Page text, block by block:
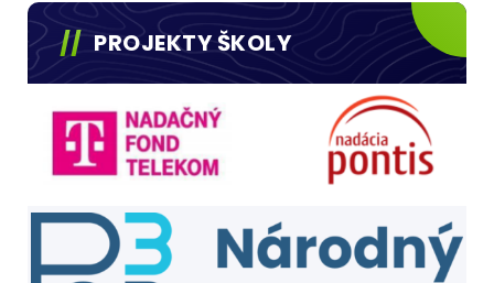
PROJEKTY ŠKOLY